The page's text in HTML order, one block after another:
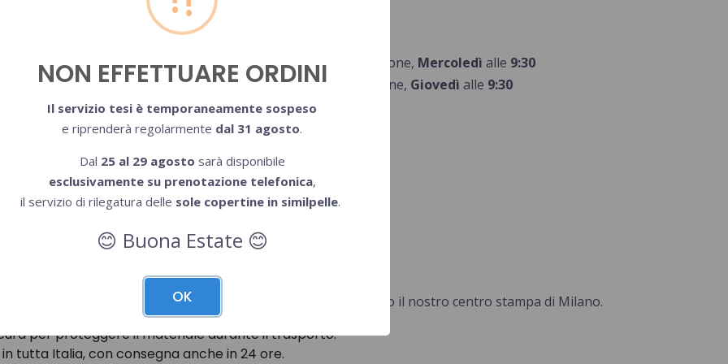
→ tesi pronta per il ritiro, presso la nostra sede o per la spedizione, Mercoledì alle 9:30
i→ tesi pronta per il ritiro, presso la nostra sede o per la spedizione, Giovedì alle 9:30
che ci invii:
incluso)
tesi comodamente a casa tua, oppure presso il nostro centro stampa di Milano.
per proteggere il materiale durante il trasporto.
tutta Italia, con consegna anche in 24 ore.
NON EFFETTUARE ORDINI
Il servizio tesi è temporaneamente sospeso
e riprenderà regolarmente dal 31 agosto.
Dal 25 al 29 agosto sarà disponibile
esclusivamente su prenotazione telefonica,
il servizio di rilegatura delle sole copertine in similpelle.
😊 Buona Estate 😊
OK